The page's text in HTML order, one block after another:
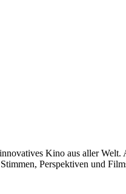
Kino aus aller
Perspektiven und